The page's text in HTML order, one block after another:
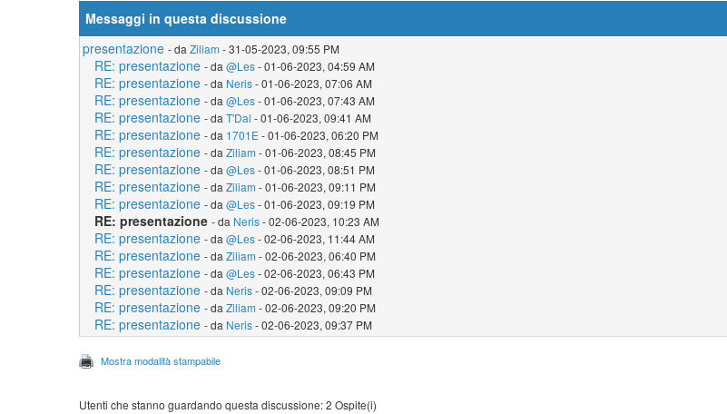
Messaggi in questa discussione
presentazione - da Ziliam - 31-05-2023, 09:55 PM
RE: presentazione - da @Les- 01-06-2023, 04:59 AM
RE: presentazione - da Neris- 01-06-2023, 07:06 AM
RE: presentazione - da @Les- 01-06-2023, 07:43 AM
RE: presentazione - da T'Dal - 01-06-2023, 09:41 AM
RE: presentazione - da 1701E- 01-06-2023, 06:20 PM
RE: presentazione - da Ziliam - 01-06-2023, 08:45 PM
RE: presentazione - da @Les- 01-06-2023, 08:51 PM
RE: presentazione - da Ziliam - 01-06-2023, 09:11 PM
RE: presentazione - da @Les- 01-06-2023, 09:19 PM
RE: presentazione - da Neris- 02-06-2023, 10:23 AM
RE: presentazione - da @Les- 02-06-2023, 11:44 AM
RE: presentazione - da Ziliam - 02-06-2023, 06:40 PM
RE: presentazione - da @Les- 02-06-2023, 06:43 PM
RE: presentazione - da Neris- 02-06-2023, 09:09 PM
RE: presentazione - da Ziliam - 02-06-2023, 09:20 PM
RE: presentazione - da Neris- 02-06-2023, 09:37 PM
Mostra modalità stampabile
Utenti che stanno guardando questa discussione: 2 Ospite(i)